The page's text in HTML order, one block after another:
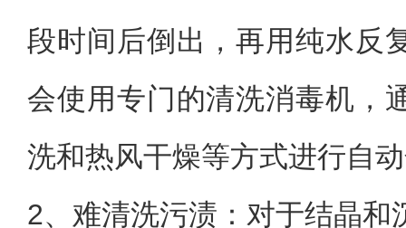
段时间后倒出，再用纯水反
会使用专门的清洗消毒机，
洗和热风干燥等方式进行自
2、 难清洗污渍：对于结晶和